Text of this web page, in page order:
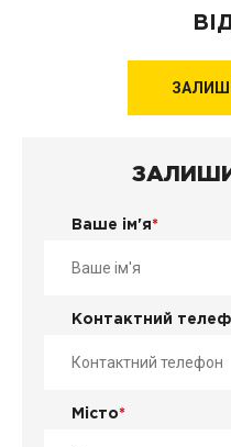
Ваше ім'я*
Контактний
Місто*